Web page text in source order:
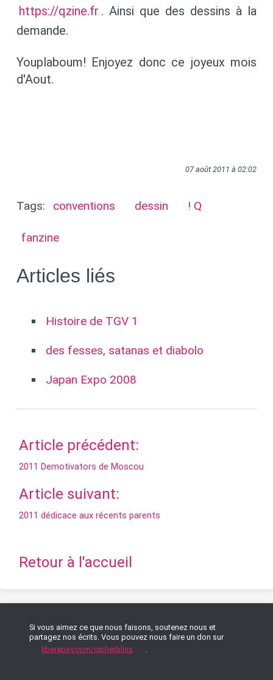
https://qzine.fr . Ainsi que des dessins à la
demande.
Youplaboum! Enjoyez donc ce joyeux mois
d'Aout.
07 août 2011 à 02:02
Tags: conventions dessin ! Q
fanzine
Articles liés
Histoire de TGV 1
des fesses, satanas et diabolo
Japan Expo 2008
Article précédent:
2011 Demotivators de Moscou
Article suivant:
2011 dédicace aux récents parents
Retour à l'accueil
Si vous aimez ce que nous faisons, soutenez nous et
partagez nos écrits. Vous pouvez nous faire un don sur
liberapay.com/cipherbliss